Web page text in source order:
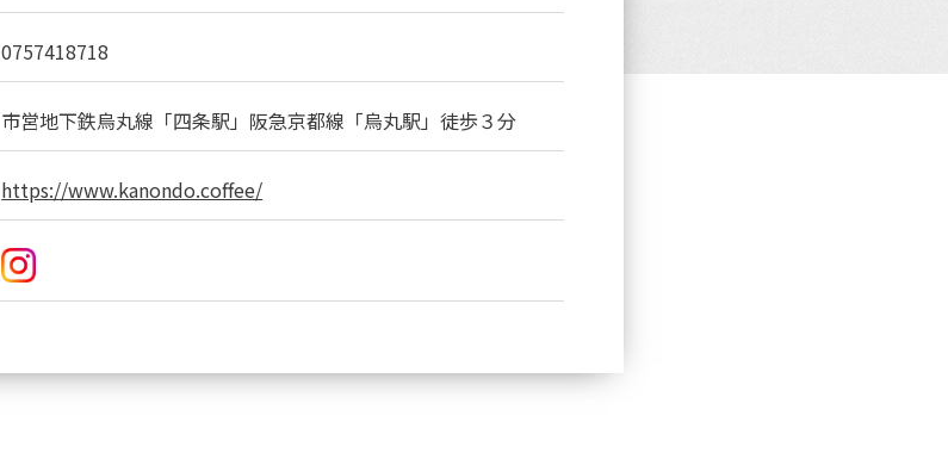
0757418718
市営地下鉄烏丸線「四条駅」阪急京都線「烏丸駅」徒歩３分
https://www.kanondo.coffee/